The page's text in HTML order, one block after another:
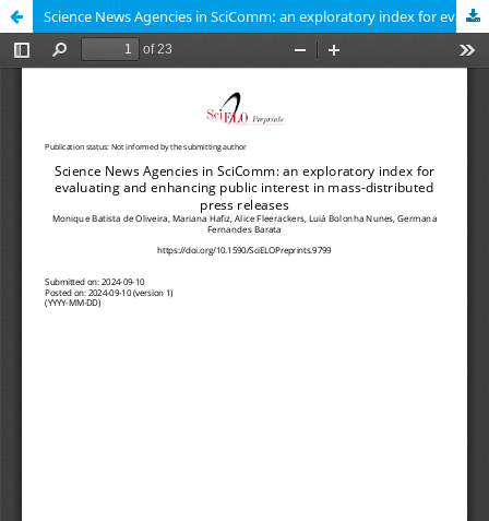
Science News Agencies in SciComm: an exploratory index for evaluating and enhancing public interest in mass-distributed press releases